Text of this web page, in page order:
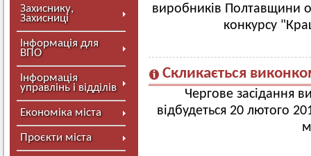
Захиснику,
Захисниці
Інформація для
ВПО
Інформація
управлінь і відділів
Економіка міста
Проєкти міста
виробників Полтавщини
конкурсу
Скликається
Чергове засідання
відбудеться 20 лютого